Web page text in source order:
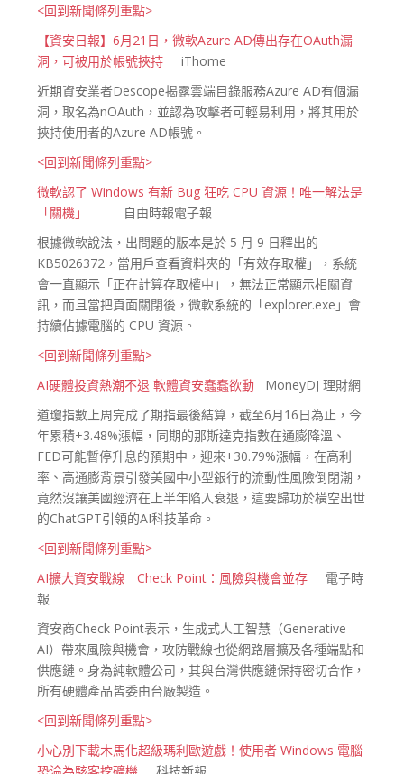
<回到新聞條列重點>
【資安日報】6月21日，微軟Azure AD傳出存在OAuth漏
洞，可被用於帳號挾持 iThome
近期資安業者Descope揭露雲端目錄服務Azure AD有個漏
洞，取名為nOAuth，並認為攻擊者可輕易利用，將其用於
挾持使用者的Azure AD帳號。
<回到新聞條列重點>
微軟認了 Windows 有新 Bug 狂吃 CPU 資源！唯一解法是
「關機」
自由時報電子報
根據微軟說法，出問題的版本是於 5 月 9 日釋出的
KB5026372，當用戶查看資料夾的「有效存取權」，系統
會一直顯示「正在計算存取權中」，無法正常顯示相關資
訊，而且當把頁面關閉後，微軟系統的「explorer.exe」會
持續佔據電腦的 CPU 資源。
<回到新聞條列重點>
AI硬體投資熱潮不退 軟體資安蠢蠢欲動 MoneyDJ 理財網
道瓊指數上周完成了期指最後結算，截至6月16日為止，今
年累積+3.48%漲幅，同期的那斯達克指數在通膨降溫、
FED可能暫停升息的預期中，迎來+30.79%漲幅，在高利
率、高通膨背景引發美國中小型銀行的流動性風險倒閉潮，
竟然沒讓美國經濟在上半年陷入衰退，這要歸功於橫空出世
的ChatGPT引領的AI科技革命。
<回到新聞條列重點>
AI擴大資安戰線 Check Point：風險與機會並存 電子時
報
資安商Check Point表示，生成式人工智慧（Generative
AI）帶來風險與機會，攻防戰線也從網路層擴及各種端點和
供應鏈。身為純軟體公司，其與台灣供應鏈保持密切合作，
所有硬體產品皆委由台廠製造。
<回到新聞條列重點>
小心別下載木馬化超級瑪利歐遊戲！使用者 Windows 電腦